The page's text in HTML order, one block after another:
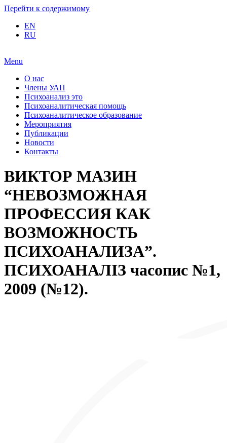
Перейти к содержимому
EN
RU
Menu
О нас
Члены УАП
Психоанализ это
Психоаналитическая помощь
Психоаналитическое образование
Мероприятия
Публикации
Новости
Контакты
ВИКТОР МАЗИН
“НЕВОЗМОЖНАЯ
ПРОФЕССИЯ КАК
ВОЗМОЖНОСТЬ
ПСИХОАНАЛИЗА”.
ПСИХОАНАЛІЗ часопис №1,
2009 (№12).